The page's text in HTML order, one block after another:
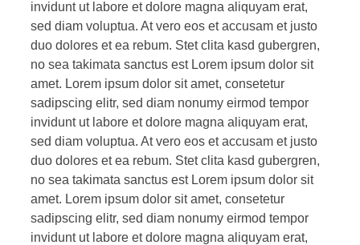
invidunt ut labore et dolore magna aliquyam erat,
sed diam voluptua. At vero eos et accusam et justo
duo dolores et ea rebum. Stet clita kasd gubergren,
no sea takimata sanctus est Lorem ipsum dolor sit
amet. Lorem ipsum dolor sit amet, consetetur
sadipscing elitr, sed diam nonumy eirmod tempor
invidunt ut labore et dolore magna aliquyam erat,
sed diam voluptua. At vero eos et accusam et justo
duo dolores et ea rebum. Stet clita kasd gubergren,
no sea takimata sanctus est Lorem ipsum dolor sit
amet. Lorem ipsum dolor sit amet, consetetur
sadipscing elitr, sed diam nonumy eirmod tempor
invidunt ut labore et dolore magna aliquyam erat,